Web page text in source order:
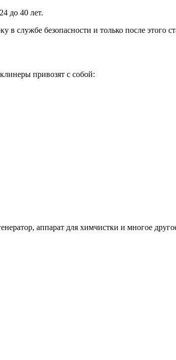
до 40 лет.
службе безопасности и только после этого
привозят с собой:
аппарат для химчистки и многое